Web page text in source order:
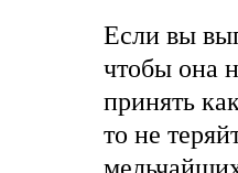
Если вы
чтобы она
принять
то не